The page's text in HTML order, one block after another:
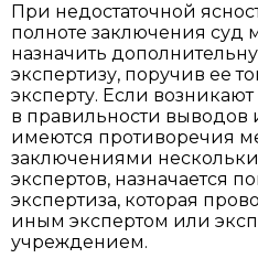
При недостаточной
полноте заключения суд
назначить
экспертизу, поручив ее
эксперту. Если
в правильности выводов
имеются противоречия
заключениями
экспертов, назначается
экспертиза, которая
иным экспертом или
учреждением.